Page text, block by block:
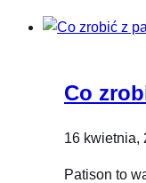
Co
16 kwietnia,
Patison to